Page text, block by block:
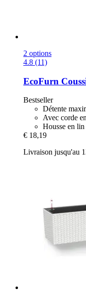
2 options
4.8 (11)
EcoFurn
Bestseller
Détente
Avec corde
Housse en lin
€ 18,19
Livraison jusqu'au